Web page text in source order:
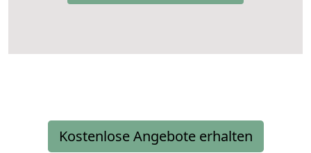
Kostenlose Angebote erhalten